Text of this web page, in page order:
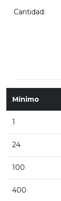
Cantidad:
Mínimo
1
24
100
400